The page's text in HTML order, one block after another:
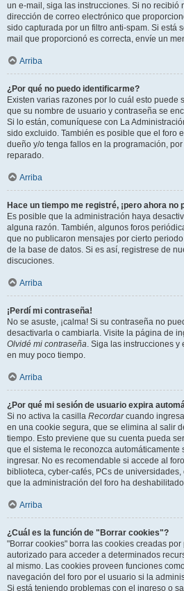
un e-mail, siga las instrucciones. Si no recibió
dirección de correo electrónico que
sido capturada por un filtro anti-spam. Si está
mail que proporcionó es correcta, envíe un
Arriba
¿Por qué no puedo identificarme?
Existen varias razones por lo cuál esto puede
que su nombre de usuario y contraseña se
Si lo están, comuníquese con La
sido excluido. También es posible que el foro
dueño y/o tenga fallos en la programación,
reparado.
Arriba
Hace un tiempo me registré, ¡pero ahora no
Es posible que la administración haya
alguna razón. También, algunos foros
que no publicaron mensajes por cierto
de la base de datos. Si es así, registrese de
discuciones.
Arriba
¡Perdí mi contraseña!
No se asuste, ¡calma! Si su contraseña no
desactivarla o cambiarla. Visite la página de
Olvidé mi contraseña. Siga las instrucciones y
en muy poco tiempo.
Arriba
¿Por qué mi sesión de usuario expira
Si no activa la casilla Recordarcuando
en una cookie segura, que se elimina al salir
tiempo. Esto previene que su cuenta pueda
que el sistema le reconozca automáticamente
ingresar. No es recomendable si accede al
biblioteca, cyber-cafés, PCs de
que la administración del foro ha
Arriba
¿Cuál es la función de "Borrar cookies"?
"Borrar cookies" borra las cookies creadas
autorizado para acceder a determinados
al mismo. Las cookies proveen funciones
navegación del foro por el usuario si la
Si está teniendo problemas con el ingreso o